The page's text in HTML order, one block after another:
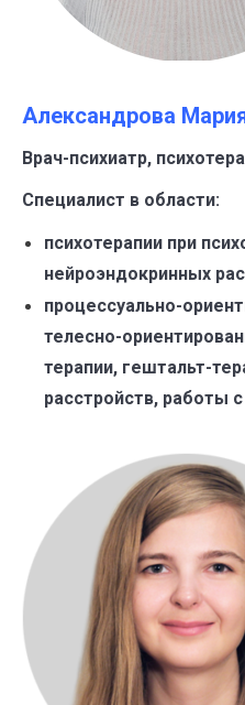
Александрова
Врач-психиатр,
Специалист в области:
психотерапии при
нейроэндокринных
процессуально-
телесно-
терапии, гештальт-
расстройств, работы